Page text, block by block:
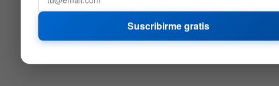
Suscribirme gratis